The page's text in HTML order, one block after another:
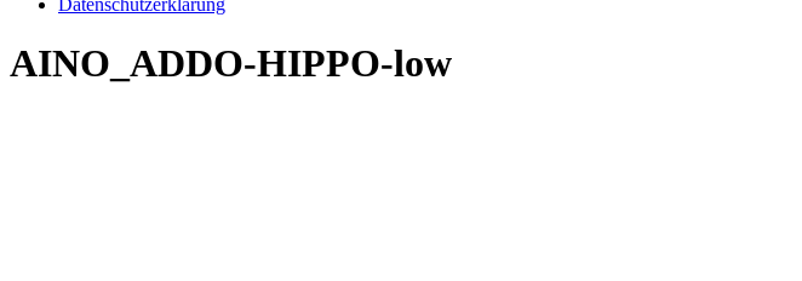
Datenschutzerklärung
AINO_ADDO-HIPPO-low